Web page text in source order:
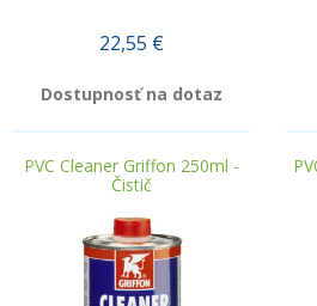
22,55 €
Dostupnosť na dotaz
PVC Cleaner Griffon 250ml -
Čistič